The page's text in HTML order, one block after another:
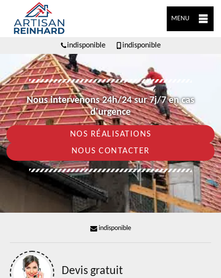
MENU
indisponible indisponible
Nous intervenons 24h/24 sur 7j/7 en cas
d'urgence
NOS RÉALISATIONS
NOUS CONTACTER
indisponible
Devis gratuit